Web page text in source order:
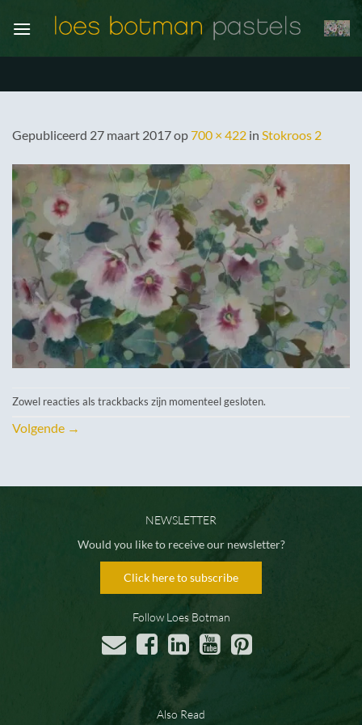
naar
Gepubliceerd 27 maart 2017op700 × 422 in Stokroos 2
Zowel reacties als trackbacks zijn momenteel gesloten.
Volgende →
NEWSLETTER
Would you like to receive our newsletter?
Click here to subscribe
Follow Loes Botman
Also Read